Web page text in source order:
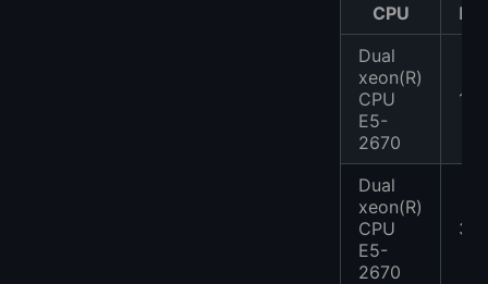
CPU
Dual
xeon(R)
CPU
E5-
2670
1
Dual
xeon(R)
CPU
E5-
2670
3